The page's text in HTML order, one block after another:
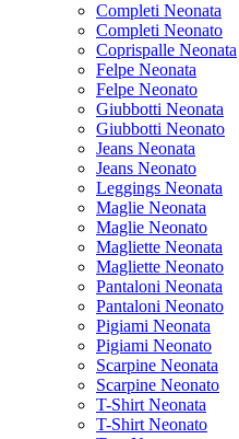
Completi Neonata
Completi Neonato
Coprispalle Neonata
Felpe Neonata
Felpe Neonato
Giubbotti Neonata
Giubbotti Neonato
Jeans Neonata
Jeans Neonato
Leggings Neonata
Maglie Neonata
Maglie Neonato
Magliette Neonata
Magliette Neonato
Pantaloni Neonata
Pantaloni Neonato
Pigiami Neonata
Pigiami Neonato
Scarpine Neonata
Scarpine Neonato
T-Shirt Neonata
T-Shirt Neonato